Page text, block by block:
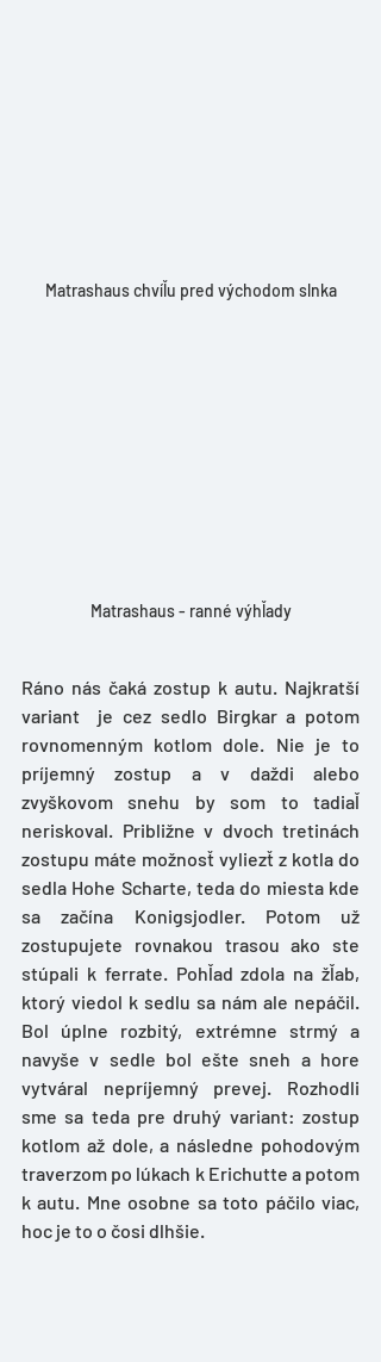
Matrashaus chvíľu pred východom slnka
Matrashaus - ranné výhľady
Ráno nás čaká zostup k autu. Najkratší
variant  je cez sedlo Birgkar a potom
rovnomenným kotlom dole. Nie je to
príjemný zostup a v daždi alebo
zvyškovom snehu by som to tadiaľ
neriskoval. Približne v dvoch tretinách
zostupu máte možnosť vyliezť z kotla do
sedla Hohe Scharte, teda do miesta kde
sa začína Konigsjodler. Potom už
zostupujete rovnakou trasou ako ste
stúpali k ferrate. Pohľad zdola na žľab,
ktorý viedol k sedlu sa nám ale nepáčil.
Bol úplne rozbitý, extrémne strmý a
navyše v sedle bol ešte sneh a hore
vytváral nepríjemný prevej. Rozhodli
sme sa teda pre druhý variant: zostup
kotlom až dole, a následne pohodovým
traverzom po lúkach k Erichutte a potom
k autu. Mne osobne sa toto páčilo viac,
hoc je to o čosi dlhšie.